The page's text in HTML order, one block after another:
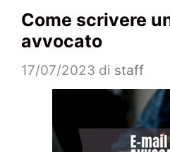
Come scrivere
avvocato
17/07/2023 di staff